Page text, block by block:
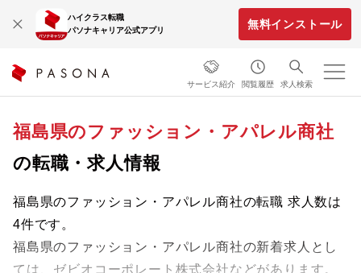
ハイクラス転職
パソナキャリア公式アプリ
無料インストール
サービス紹介 閲覧履歴 求人検索
福島県のファッション・アパレル商社
の転職・求人情報
福島県のファッション・アパレル商社の転職 求人数は
4件です。
福島県のファッション・アパレル商社の新着求人とし
ては、ゼビオコーポレート株式会社などがあります。